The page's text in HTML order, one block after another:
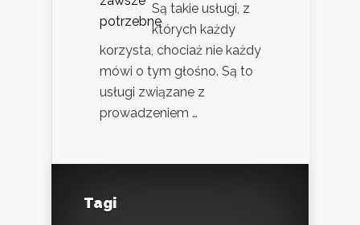
Są takie usługi, z
których każdy
korzysta, chociaż nie każdy
mówi o tym głośno. Są to
usługi związane z
prowadzeniem …
Tagi